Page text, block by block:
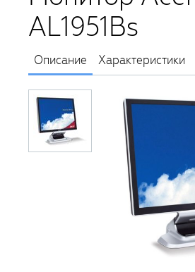
AL1951Bs
Описание Характеристики